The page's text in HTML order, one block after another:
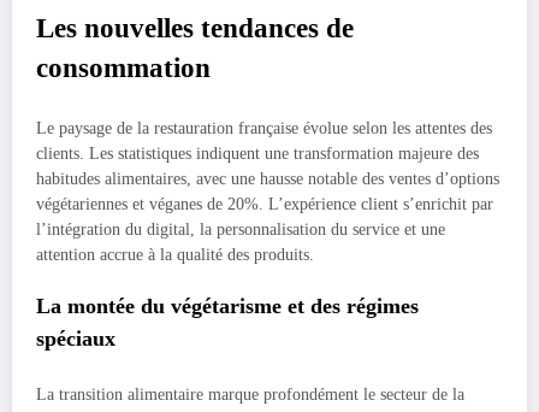
Les nouvelles tendances de
consommation
Le paysage de la restauration française évolue selon les attentes des
clients. Les statistiques indiquent une transformation majeure des
habitudes alimentaires, avec une hausse notable des ventes d’options
végétariennes et véganes de 20%. L’expérience client s’enrichit par
l’intégration du digital, la personnalisation du service et une
attention accrue à la qualité des produits.
La montée du végétarisme et des régimes
spéciaux
La transition alimentaire marque profondément le secteur de la